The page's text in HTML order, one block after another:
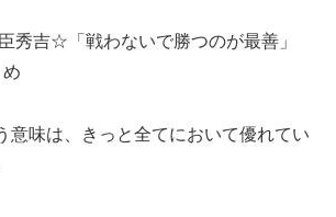
秀吉☆「戦わないで勝つのが最善」
意味は、きっと全てにおいて優れてい